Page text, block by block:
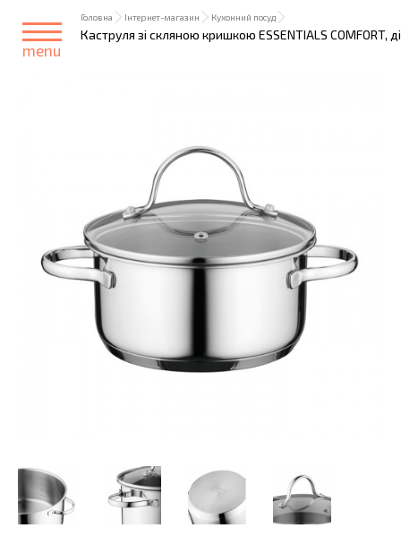
menu
Головна Інтернет-магазин Кухонний посуд
Каструля зі скляною кришкою ESSENTIALS COMFORT,